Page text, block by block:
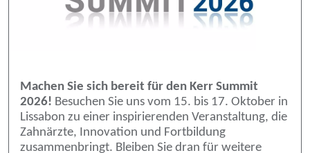
Machen Sie sich bereit für den Kerr Summit
2026! Besuchen Sie uns vom 15. bis 17. Oktober in
Lissabon zu einer inspirierenden Veranstaltung, die
Zahnärzte, Innovation und Fortbildung
zusammenbringt. Bleiben Sie dran für weitere